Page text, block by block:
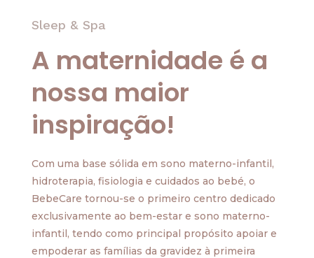
Sleep & Spa
A maternidade é a
nossa maior
inspiração!
Com uma base sólida em sono materno-infantil,
hidroterapia, fisiologia e cuidados ao bebé, o
BebeCare tornou-se o primeiro centro dedicado
exclusivamente ao bem-estar e sono materno-
infantil, tendo como principal propósito apoiar e
empoderar as famílias da gravidez à primeira